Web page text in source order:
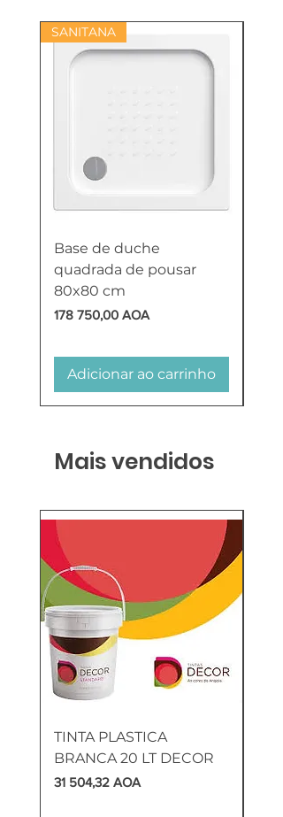
SANITANA
Base de duche
quadrada de pousar
80x80 cm
Preço
178 750,00 AOA
Adicionar ao carrinho
Mais vendidos
TINTA PLASTICA
BRANCA 20 LT DECOR
Preço
31 504,32 AOA